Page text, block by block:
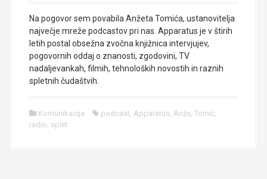
Na pogovor sem povabila Anžeta Tomića, ustanovitelja
največje mreže podcastov pri nas. Apparatus je v štirih
letih postal obsežna zvočna knjižnica intervjujev,
pogovornih oddaj o znanosti, zgodovini, TV
nadaljevankah, filmih, tehnoloških novostih in raznih
spletnih čudaštvih.
Komunikacija podcast, Apparatus, Anže, Tomić,
radio, splet